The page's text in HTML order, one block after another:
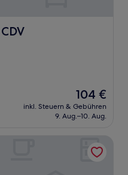
Der
Preis
beträgt
104 €
inkl. Steuern & Gebühren
9. Aug.–10. Aug.